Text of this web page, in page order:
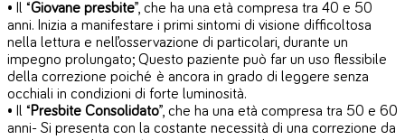
• Il “Giovane presbite”, che ha una età compresa tra 40 e 50
anni. Inizia a manifestare i primi sintomi di visione difficoltosa
nella lettura e nell’osservazione di particolari, durante un
impegno prolungato; Questo paziente può far un uso flessibile
della correzione poiché è ancora in grado di leggere senza
occhiali in condizioni di forte luminosità.
• Il “Presbite Consolidato”, che ha una età compresa tra 50 e 60
anni- Si presenta con la costante necessità di una correzione da